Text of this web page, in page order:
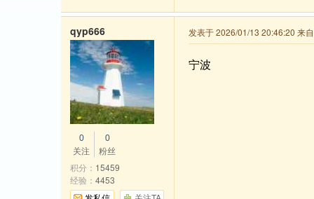
发表于 2026/01/13 20:46:20 来
宁波
qyp666
0
关注
0
粉丝
积分： 15459
经验： 4453